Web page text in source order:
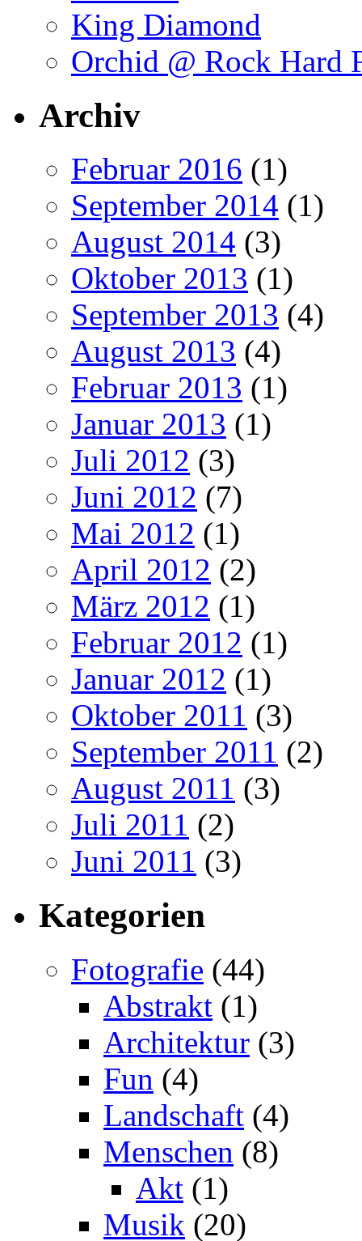
King Diamond
Orchid @ Rock Hard
Archiv
Februar 2016 (1)
September 2014 (1)
August 2014 (3)
Oktober 2013 (1)
September 2013 (4)
August 2013 (4)
Februar 2013 (1)
Januar 2013 (1)
Juli 2012 (3)
Juni 2012 (7)
Mai 2012 (1)
April 2012 (2)
März 2012 (1)
Februar 2012 (1)
Januar 2012 (1)
Oktober 2011 (3)
September 2011 (2)
August 2011 (3)
Juli 2011 (2)
Juni 2011 (3)
Kategorien
Fotografie (44)
Abstrakt (1)
Architektur (3)
Fun (4)
Landschaft (4)
Menschen (8)
Akt (1)
Musik (20)